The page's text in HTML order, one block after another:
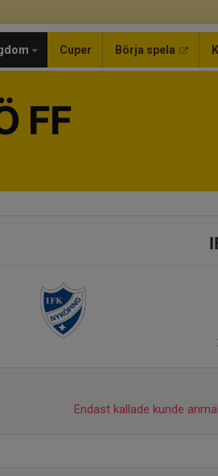
Cuper Börja spela
FF
Endast kallade kunde